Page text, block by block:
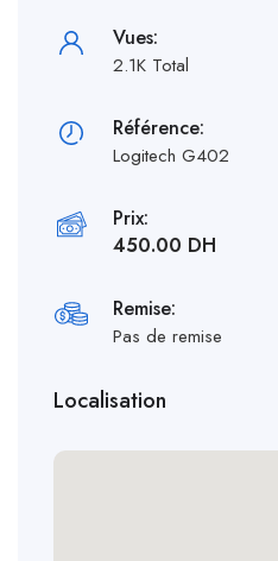
Vues:
2.1K Total
Référence:
Logitech G402
Prix:
450.00 DH
Remise:
Pas de remise
Localisation